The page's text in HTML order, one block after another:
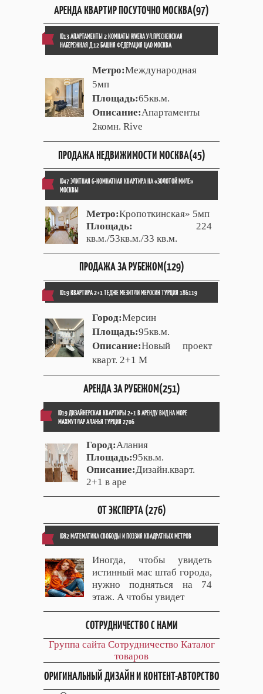
АРЕНДА КВАРТИР ПОСУТОЧНО МОСКВА(97)
ID13 АПАРТАМЕНТЫ 2 КОМНАТЫ RIVERA УЛ.ПРЕСНЕНСКАЯ
НАБЕРЕЖНАЯ Д.12 БАШНЯ ФЕДЕРАЦИЯ ЦАО МОСКВА
Метро:Международная
5мп
Площадь:65кв.м.
Описание:Апартаменты
2комн. Rive
ПРОДАЖА НЕДВИЖИМОСТИ МОСКВА(45)
ID47 ЭЛИТНАЯ 6-КОМНАТНАЯ КВАРТИРА НА «ЗОЛОТОЙ МИЛЕ»
МОСКВЫ
Метро:Кропоткинская» 5мп
Площадь:
224
кв.м./53кв.м./33 кв.м.
ПРОДАЖА ЗА РУБЕЖОМ(129)
ID19 КВАРТИРА 2+1 ТЕДЖЕ МЕЗИТЛИ МЕРОСИН ТУРЦИЯ 186119
Город:Мерсин
Площадь:95кв.м.
Описание:Новый проект
кварт. 2+1 М
АРЕНДА ЗА РУБЕЖОМ(251)
ID19 ДИЗАЙНЕРСКАЯ КВАРТИРЫ 2+1 В АРЕНДУ ВИД НА МОРЕ
МАХМУТЛАР АЛАНЬЯ ТУРЦИЯ 2706
Город:Алания
Площадь:95кв.м.
Описание:Дизайн.кварт.
2+1 в аре
ОТ ЭКСПЕРТА (276)
ID82 МАТЕМАТИКА СВОБОДЫ И ПОЭЗИЯ КВАДРАТНЫХ МЕТРОВ
Иногда, чтобы увидеть
истинный мас штаб города,
нужно подняться на 74
этаж. А чтобы увидет
СОТРУДНИЧЕСТВО С НАМИ
Группа сайта Сотрудничество Каталог
товаров
ОРИГИНАЛЬНЫЙ ДИЗАЙН И КОНТЕНТ-АВТОРСТВО